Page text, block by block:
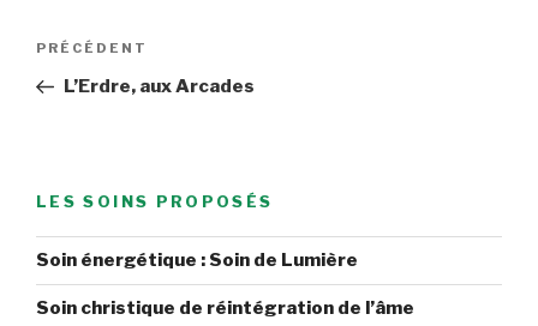
Navigation
l’article
Article
précédent
PRÉCÉDENT
L’Erdre, aux Arcades
LES SOINS PROPOSÉS
Soin énergétique : Soin de Lumière
Soin christique de réintégration de l’âme